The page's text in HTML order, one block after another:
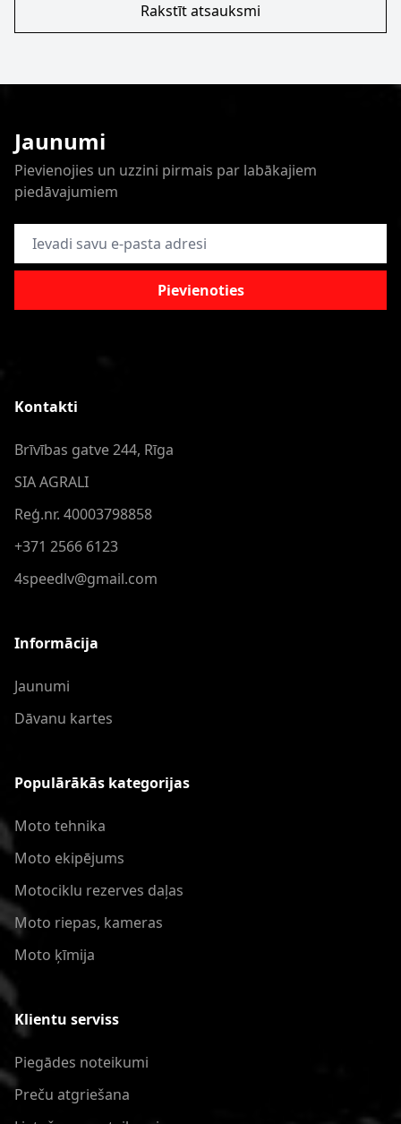
Rakstīt atsauksmi
Jaunumi
Pievienojies un uzzini pirmais par labākajiem
piedāvajumiem
E-pasta adrese
Pievienoties
Kontakti
Brīvības gatve 244, Rīga
SIA AGRALI
Reģ.nr. 40003798858
+371 2566 6123
4speedlv@gmail.com
Informācija
Jaunumi
Dāvanu kartes
Populārākās kategorijas
Moto tehnika
Moto ekipējums
Motociklu rezerves daļas
Moto riepas, kameras
Moto ķīmija
Klientu serviss
Piegādes noteikumi
Preču atgriešana